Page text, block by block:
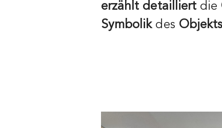
erzählt detailliertdie
Symbolikdes Objekts